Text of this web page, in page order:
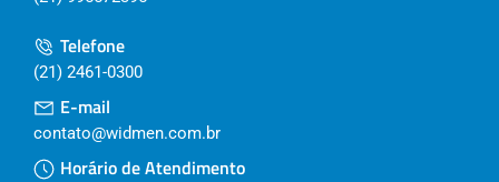
Telefone
(21) 2461-0300
E-mail
contato@widmen.com.br
Horário de Atendimento